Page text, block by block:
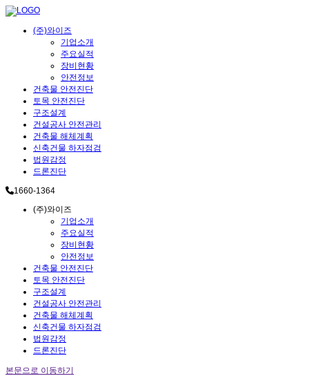
(주)와이즈
기업소개
주요실적
장비현황
안전정보
건축물 안전진단
토목 안전진단
구조설계
건설공사 안전관리
건축물 해체계획
신축건물 하자점검
법원감정
드론진단
1660-1364
(주)와이즈
기업소개
주요실적
장비현황
안전정보
건축물 안전진단
토목 안전진단
구조설계
건설공사 안전관리
건축물 해체계획
신축건물 하자점검
법원감정
드론진단
본문으로 이동하기